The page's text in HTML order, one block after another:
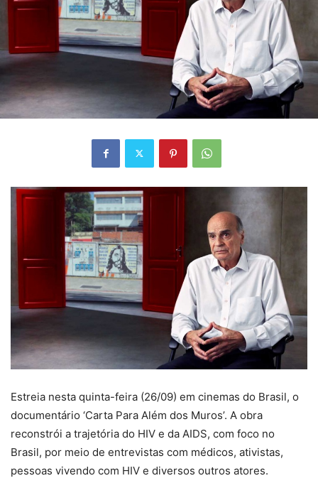
Estreia nesta quinta-feira (26/09) em cinemas do Brasil, o
documentário ‘Carta Para Além dos Muros’. A obra
reconstrói a trajetória do HIV e da AIDS, com foco no
Brasil, por meio de entrevistas com médicos, ativistas,
pessoas vivendo com HIV e diversos outros atores.